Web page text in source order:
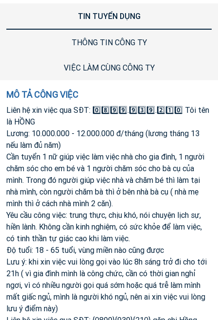
TIN TUYỂN DỤNG
THÔNG TIN CÔNG TY
VIỆC LÀM CÙNG CÔNG TY
MÔ TẢ CÔNG VIỆC
Liên hệ xin việc qua SĐT: 0️⃣8️⃣9️⃣9️⃣.9️⃣3️⃣9️⃣.2️⃣1️⃣0️⃣ Tôi tên
là HỒNG
Lương: 10.000.000 - 12.000.000 đ/tháng (lương tháng 13
nếu làm đủ năm)
Cần tuyển 1 nữ giúp việc làm việc nhà cho gia đình, 1 người
chăm sóc cho em bé và 1 người chăm sóc cho bà cụ của
mình. Trong đó người giúp việc nhà và chăm bé thì làm tại
nhà mình, còn người chăm bà thì ở bên nhà bà cụ ( nhà mẹ
mình thì ở cách nhà mình 2 căn).
Yêu cầu công việc: trung thực, chịu khó, nói chuyện lịch sự,
hiền lành. Không cần kinh nghiệm, có sức khỏe để làm việc,
có tinh thần tự giác cao khi làm việc.
Độ tuổi: 18 - 65 tuổi, vùng miền nào cũng được
Lưu ý: khi xin việc vui lòng gọi vào lúc 8h sáng trở đi cho tới
21h ( vì gia đình mình là công chức, cần có thời gian nghỉ
ngơi, vì có nhiều người gọi quá sớm hoặc quá trễ làm mình
mất giấc ngủ, mình là người khó ngủ, nên ai xin việc vui lòng
lưu ý điểm này)